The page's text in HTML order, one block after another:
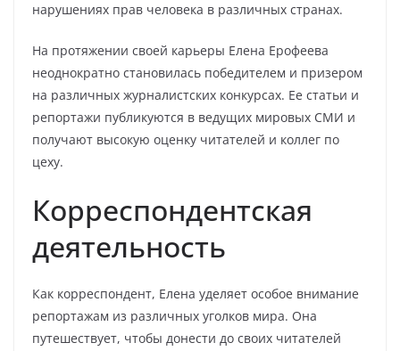
нарушениях прав человека в различных странах.
На протяжении своей карьеры Елена Ерофеева
неоднократно становилась победителем и призером
на различных журналистских конкурсах. Ее статьи и
репортажи публикуются в ведущих мировых СМИ и
получают высокую оценку читателей и коллег по
цеху.
Корреспондентская
деятельность
Как корреспондент, Елена уделяет особое внимание
репортажам из различных уголков мира. Она
путешествует, чтобы донести до своих читателей